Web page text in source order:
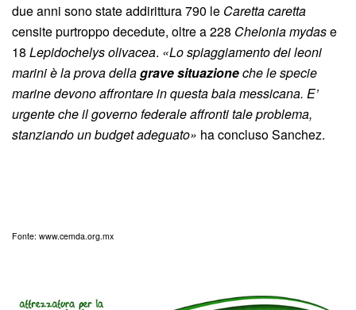
due anni sono state addirittura 790 le Caretta caretta
censite purtroppo decedute, oltre a 228 Chelonia mydase
18 Lepidochelys olivacea. «Lo spiaggiamento dei leoni
marini è la prova dellagrave situazioneche le specie
marine devono affrontare in questa baia messicana. E’
urgente che il governo federale affronti tale problema,
stanziando un budget adeguato» ha concluso Sanchez.
Fonte: www.cemda.org.mx